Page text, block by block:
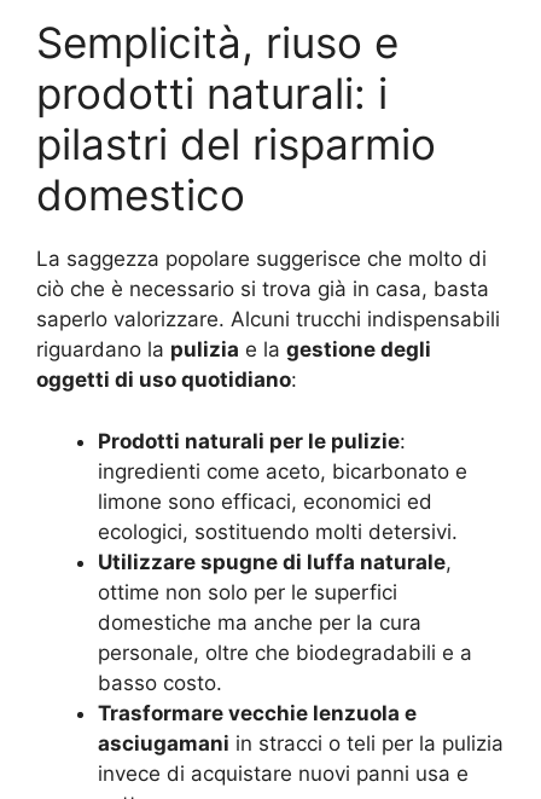
Semplicità, riuso e
prodotti naturali: i
pilastri del risparmio
domestico
La saggezza popolare suggerisce che molto di
ciò che è necessario si trova già in casa, basta
saperlo valorizzare. Alcuni trucchi indispensabili
riguardano la pulizia e la gestione degli
oggetti di uso quotidiano:
Prodotti naturali per le pulizie:
ingredienti come aceto, bicarbonato e
limone sono efficaci, economici ed
ecologici, sostituendo molti detersivi.
Utilizzare spugne di luffa naturale,
ottime non solo per le superfici
domestiche ma anche per la cura
personale, oltre che biodegradabili e a
basso costo.
Trasformare vecchie lenzuola e
asciugamani in stracci o teli per la pulizia
invece di acquistare nuovi panni usa e